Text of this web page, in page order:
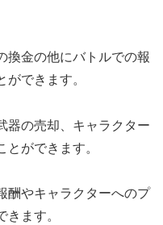
換金の他にバトルでの報
できます。
器の売却、キャラクター
ができます。
酬やキャラクターへのプ
ます。